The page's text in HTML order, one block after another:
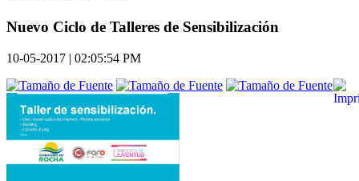
Nuevo Ciclo de Talleres de Sensibilización
10-05-2017 | 02:05:54 PM